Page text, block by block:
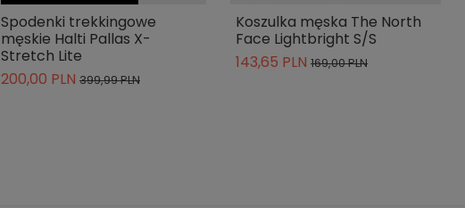
Spodenki trekkingowe
męskie Halti Pallas X-
Stretch Lite
200,00 PLN 399,99 PLN
Koszulka męska The North
Face Lightbright S/S
143,65 PLN 169,00 PLN